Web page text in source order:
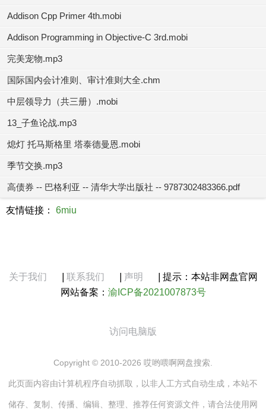
Addison Cpp Primer 4th.mobi
Addison Programming in Objective-C 3rd.mobi
完美宠物.mp3
国际国内会计准则、审计准则大全.chm
中层领导力（共三册）.mobi
13_子鱼论战.mp3
熄灯 托马斯格里 塔泰德曼恩.mobi
季节交换.mp3
高债券 -- 巴格利亚 -- 清华大学出版社 -- 9787302483366.pdf
友情链接： 6miu
关于我们 联系我们 声明
提示：本站非网盘官网
网站备案： 渝ICP备2021007873号
访问电脑版
Copyright © 2010-2026 哎哟喂啊网盘搜索.
此页面内容由计算机程序自动抓取，以非人工方式自动生成，本站不
储存、复制、传播、编辑、整理、推荐任何资源文件，请合法使用网